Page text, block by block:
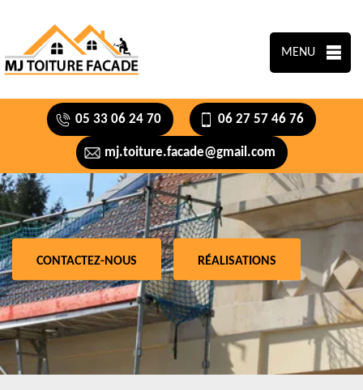
MENU
05 33 06 24 70 06 27 57 46 76
mj.toiture.facade@gmail.com
CONTACTEZ-NOUS RÉALISATIONS